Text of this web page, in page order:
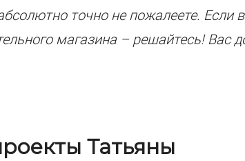
точно не пожалеете. Если
магазина – решайтесь! Вас
Татьяны